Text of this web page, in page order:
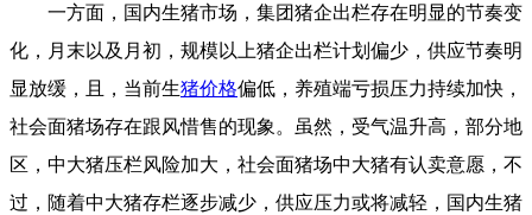
一方面，国内生猪市场，集团猪企出栏存在明显的节奏变
化，月末以及月初，规模以上猪企出栏计划偏少，供应节奏明
显放缓，且，当前生猪价格偏低，养殖端亏损压力持续加快，
社会面猪场存在跟风惜售的现象。虽然，受气温升高，部分地
区，中大猪压栏风险加大，社会面猪场中大猪有认卖意愿，不
过，随着中大猪存栏逐步减少，供应压力或将减轻，国内生猪